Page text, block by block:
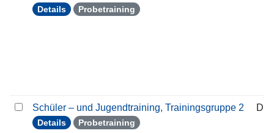
Details Probetraining
Schüler – und Jugendtraining, Trainingsgruppe 2
Details Probetraining